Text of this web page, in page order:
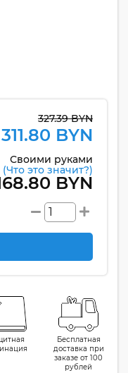
327.39 BYN
311.80 BYN
Своими руками
(Что это значит?)
BYN
Бесплатная
доставка при
заказе от 100
рублей